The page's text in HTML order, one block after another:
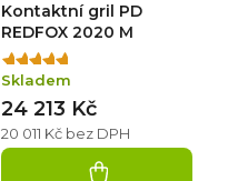
Kontaktní gril PD
REDFOX 2020 M
Průměrné
hodnocení
produktu
je
5,0
Skladem
20 011 Kč bez DPH
24 213 Kč